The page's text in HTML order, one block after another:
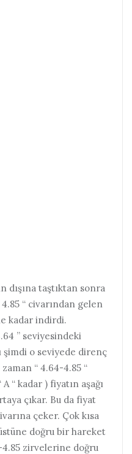
dışına taştıktan sonra
4.85 “ civarından gelen
kadar indirdi.
” seviyesindeki
şimdi o seviyede direnç
“ 4.64-4.85 “
A “ kadar ) fiyatın aşağı
çıkar. Bu da fiyat
çeker. Çok kısa
doğru bir hareket
zirvelerine doğru